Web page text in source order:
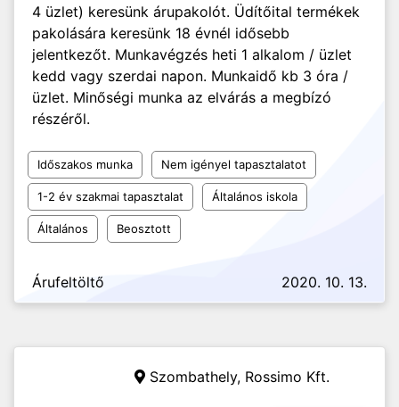
4 üzlet) keresünk árupakolót. Üdítőital termékek
pakolására keresünk 18 évnél idősebb
jelentkezőt. Munkavégzés heti 1 alkalom / üzlet
kedd vagy szerdai napon. Munkaidő kb 3 óra /
üzlet. Minőségi munka az elvárás a megbízó
részéről.
Időszakos munka Nem igényel tapasztalatot
1-2 év szakmai tapasztalat Általános iskola
Általános Beosztott
Árufeltöltő 2020. 10. 13.
Szombathely, Rossimo Kft.